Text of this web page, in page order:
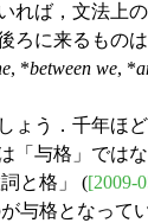
ば，文法上
に来るもの
, *between we, *
う．千年ほ
与格」では
と格」 ([2009-
与格となって